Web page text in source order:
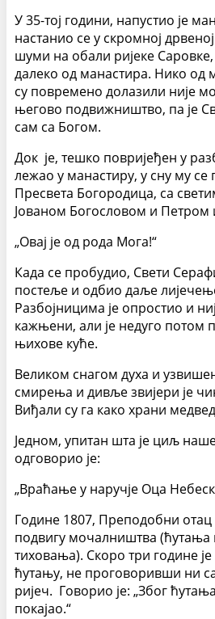
У 35-тој години, напустио је
настанио се у скромној дрвеној
шуми на обали ријеке
далеко од манастира. Нико од
су повремено долазили није
његово подвижништво, па је
сам са Богом.
Док је, тешко повријеђен у
лежао у манастиру, у сну му се
Пресвета Богородица, са
Јованом Богословом и Петром
„Овај је од рода Мога!“
Када се пробудио, Свети
постеље и одбио даље
Разбојницима је опростио и
кажњени, али је недуго потом
њихове куће.
Великом снагом духа и
смирења и дивље звијери је
Виђали су га како храни
Једном, упитан шта је циљ
одговорио је:
„Враћање у наручје Оца
Године 1807, Преподобни
подвигу мочалништва (ћутања
тиховања). Скоро три године
ћутању, не проговоривши ни
ријеч. Говорио је: „Због
покајао.“